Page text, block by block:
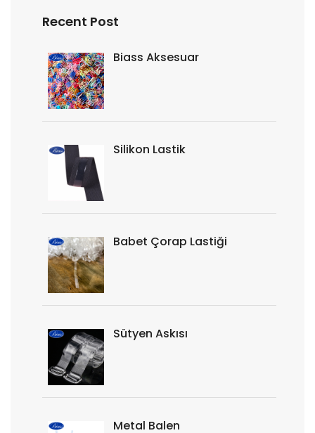
Recent Post
Biass Aksesuar
Silikon Lastik
Babet Çorap Lastiği
Sütyen Askısı
Metal Balen